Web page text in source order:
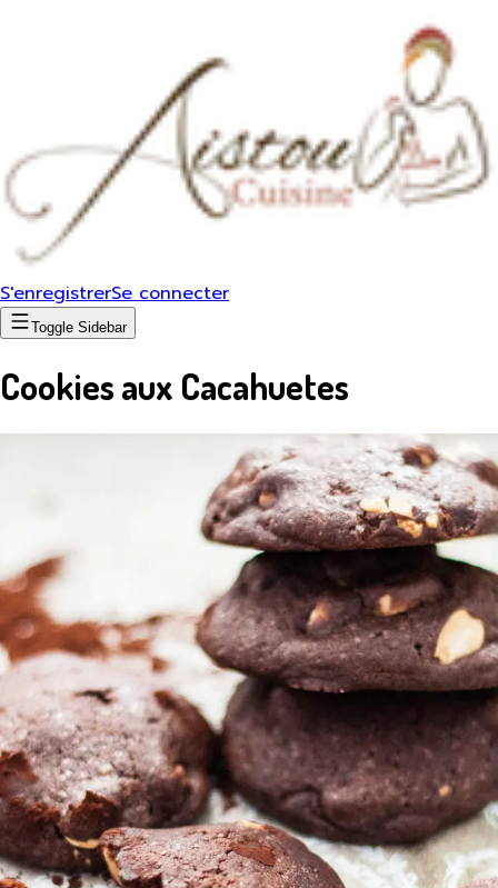
S'enregistrerSe connecter
Toggle Sidebar
Cookies aux Cacahuetes